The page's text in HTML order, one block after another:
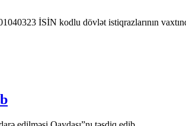
İSİN kodlu dövlət istiqrazlarının